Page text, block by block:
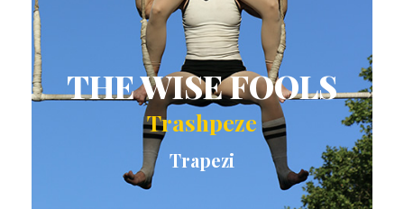
THE WISE FOOLS
Trashpeze
Trapezi